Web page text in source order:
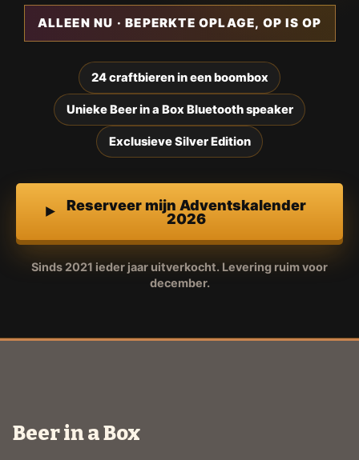
ALLEEN NU · BEPERKTE OPLAGE, OP IS OP
24 craftbieren in een boombox
Unieke Beer in a Box Bluetooth speaker
Exclusieve Silver Edition
Reserveer mijn Adventskalender
2026
Sinds 2021 ieder jaar uitverkocht. Levering ruim voor
december.
Beer in a Box